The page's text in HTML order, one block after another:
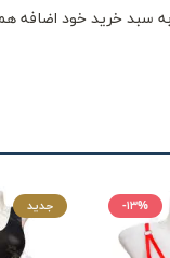
به سبد خرید خود اضافه
-۱۳% جدید